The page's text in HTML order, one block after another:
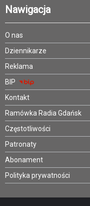
Nawigacja
O nas
Dziennikarze
Reklama
BIP
Kontakt
Ramówka Radia Gdańsk
Częstotliwości
Patronaty
Abonament
Polityka prywatności